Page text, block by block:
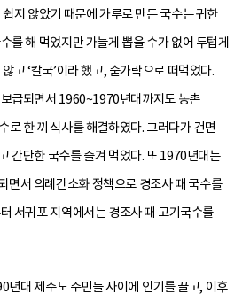
지 않았기 때문에 가루로 만든 국수는 귀한
를 해 먹었지만 가늘게 뽑을 수가 없어 두텁게
고 ‘칼국’이라 했고, 숟가락으로 떠먹었다.
급되면서 1960~1970년대까지도 농촌
로 한 끼 식사를 해결하였다. 그러다가 건면
간단한 국수를 즐겨 먹었다. 또 1970년대는
면서 의례간소화 정책으로 경조사 때 국수를
서귀포 지역에서는 경조사 때 고기국수를
년대 제주도 주민들 사이에 인기를 끌고, 이후